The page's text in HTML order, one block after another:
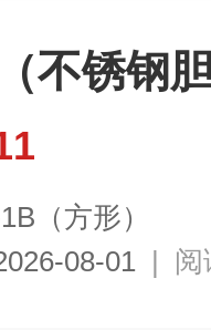
不锈钢
（方形）
08-01 | 阅